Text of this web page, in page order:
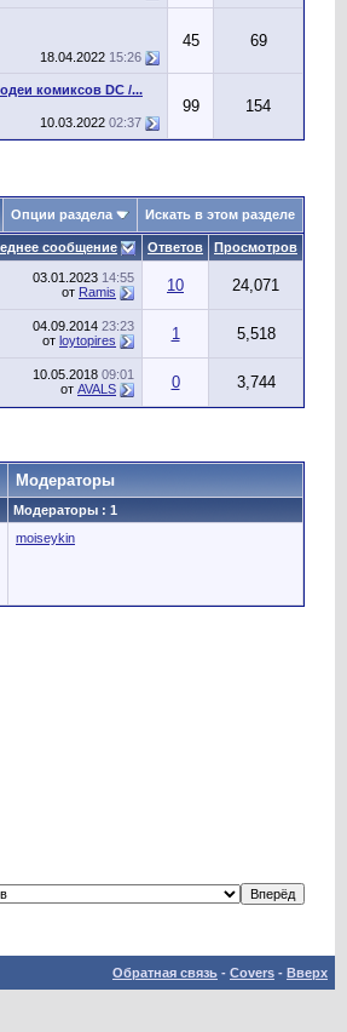
18.04.2022 15:26
45 69
комиксов DC /...
10.03.2022 02:37
99 154
Опции раздела Искать в этом разделе
сообщение Ответов Просмотров
03.01.2023 14:55
от Ramis 10 24,071
04.09.2014 23:23
от loytopires 1 5,518
10.05.2018 09:01
от AVALS 0 3,744
Модераторы
Модераторы : 1
moiseykin
Обратная связь - Covers - Вверх